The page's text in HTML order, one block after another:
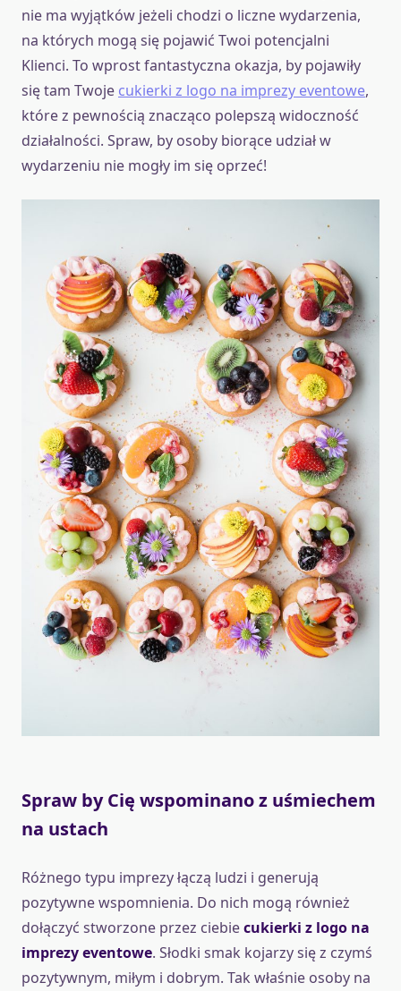
nie ma wyjątków jeżeli chodzi o liczne wydarzenia,
na których mogą się pojawić Twoi potencjalni
Klienci. To wprost fantastyczna okazja, by pojawiły
się tam Twoje cukierki z logo na imprezy eventowe,
które z pewnością znacząco polepszą widoczność
działalności. Spraw, by osoby biorące udział w
wydarzeniu nie mogły im się oprzeć!
Spraw by Cię wspominano z uśmiechem
na ustach
Różnego typu imprezy łączą ludzi i generują
pozytywne wspomnienia. Do nich mogą również
dołączyć stworzone przez ciebiecukierki z logo na
imprezy eventowe. Słodki smak kojarzy się z czymś
pozytywnym, miłym i dobrym. Tak właśnie osoby na